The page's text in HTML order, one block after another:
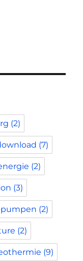
(2)
(7)
(2)
(3)
(2)
(2)
(9)